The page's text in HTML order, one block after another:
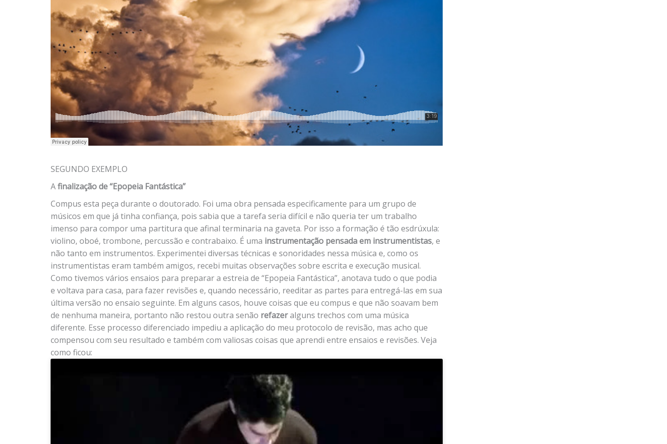
SEGUNDO EXEMPLO
Afinalização de “Epopeia Fantástica”
Compus esta peça durante o doutorado. Foi uma obra pensada especificamente para um grupo de
músicos em que já tinha confiança, pois sabia que a tarefa seria difícil e não queria ter um trabalho
imenso para compor uma partitura que afinal terminaria na gaveta. Por isso a formação é tão esdrúxula:
violino, oboé, trombone, percussão e contrabaixo. É uma instrumentação pensada em instrumentistas, e
não tanto em instrumentos. Experimentei diversas técnicas e sonoridades nessa música e, como os
instrumentistas eram também amigos, recebi muitas observações sobre escrita e execução musical.
Como tivemos vários ensaios para preparar a estreia de “Epopeia Fantástica”, anotava tudo o que podia
e voltava para casa, para fazer revisões e, quando necessário, reeditar as partes para entregá-las em sua
última versão no ensaio seguinte. Em alguns casos, houve coisas que eu compus e que não soavam bem
de nenhuma maneira, portanto não restou outra senão refazeralguns trechos com uma música
diferente. Esse processo diferenciado impediu a aplicação do meu protocolo de revisão, mas acho que
compensou com seu resultado e também com valiosas coisas que aprendi entre ensaios e revisões. Veja
como ficou: